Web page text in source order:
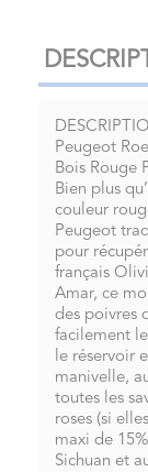
Peugeot
Bois Rouge
Bien plus
couleur
Peugeot
pour
français
Amar, ce
des poivres
facilement
le réservoir
manivelle,
toutes les
roses (si
maxi de
Sichuan et